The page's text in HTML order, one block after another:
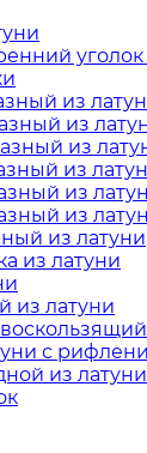
уголок
из
из
из
из
из
из
из латуни
из латуни
из латуни
с
из латуни